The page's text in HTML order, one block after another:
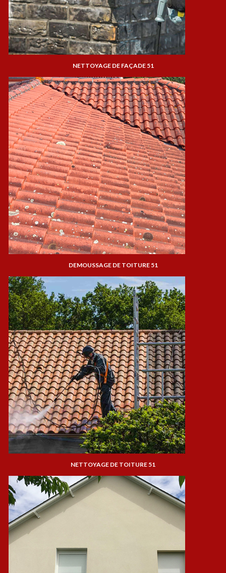
NETTOYAGE DE FAÇADE 51
DEMOUSSAGE DE TOITURE 51
NETTOYAGE DE TOITURE 51